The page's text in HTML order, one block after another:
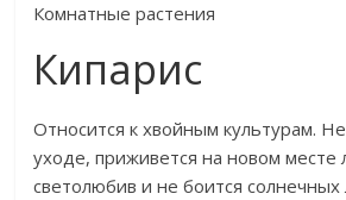
Комнатные растения
Кипарис
Относится к хвойным культурам.
уходе, приживется на новом месте
светолюбив и не боится солнечных